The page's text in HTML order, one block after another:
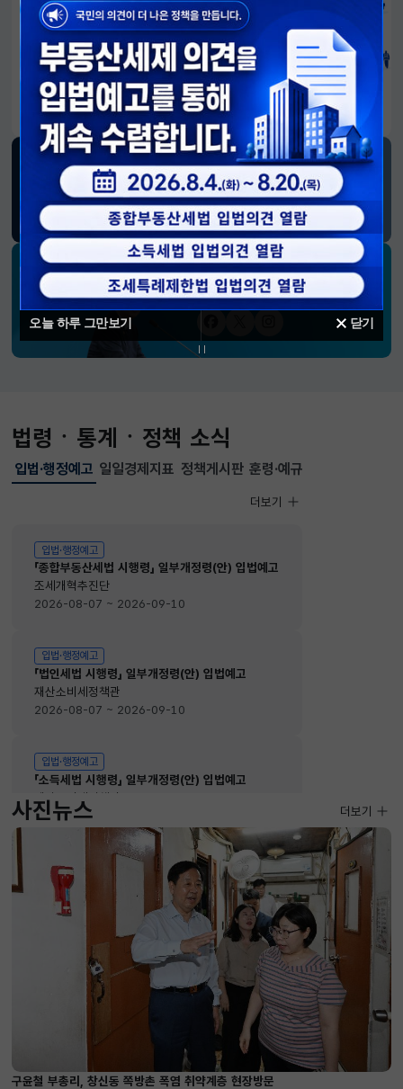
오늘 하루 그만보기 닫기
알림판
국민이 만든 대전환의 길-회복과 도약, 모두의 1년
재정경제부 SNS 소식
블로그페이스북트위터(X)유튜브인스타그램
소통하는 경제 리더 구윤철 장관의
SNS 채널
법령ㆍ통계ㆍ정책 소식
입법·행정예고
선택됨
입법·행정예고
입법·행정예고
「종합부동산세법 시행령」 일부개정령(안) 입법예고
조세개혁추진단
2026-08-07 ~ 2026-09-10
입법·행정예고
「법인세법 시행령」 일부개정령(안) 입법예고
재산소비세정책관
2026-08-07 ~ 2026-09-10
입법·행정예고
「소득세법 시행령」 일부개정령(안) 입법예고
재산소비세정책관
2026-08-07 ~ 2026-09-10
입법·행정예고
더보기
일일경제지표 정책게시판 훈령·예규
사진뉴스
구윤철 부총리, 창신동 쪽방촌 폭염 취약계층 현장방문
사진뉴스
더보기